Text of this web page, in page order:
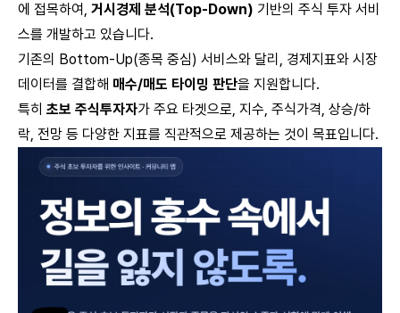
에 접목하여, 거시경제 분석(Top-Down) 기반의 주식 투자 서비
스를 개발하고 있습니다.
기존의 Bottom-Up(종목 중심) 서비스와 달리, 경제지표와 시장
데이터를 결합해 매수/매도 타이밍 판단을 지원합니다.
특히 초보 주식투자자가 주요 타겟으로, 지수, 주식가격, 상승/하
락, 전망 등 다양한 지표를 직관적으로 제공하는 것이 목표입니다.